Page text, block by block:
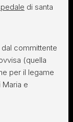
di santa
committente
(quella
per il legame
Maria e